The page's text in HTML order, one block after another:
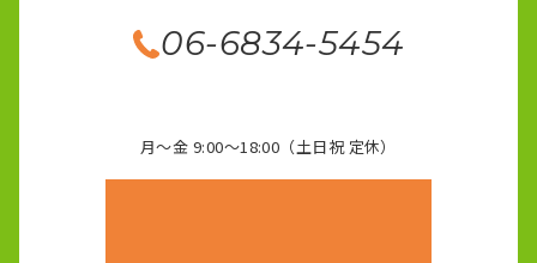
06-6834-5454
月～金 9:00～18:00（土日祝 定休）